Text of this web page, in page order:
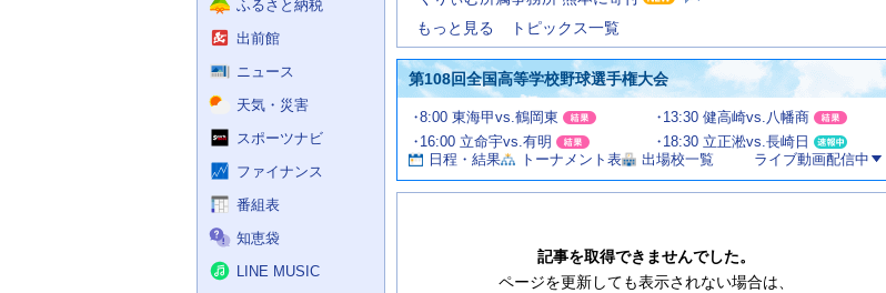
ふるさと納税
出前館
ニュース
天気・災害
スポーツナビ
ファイナンス
番組表
知恵袋
LINE MUSIC
もっと見る トピックス一覧
第108回全国高等学校野球選手権大会
試
合
情
報
8:00 東海甲vs.鶴岡東
13:30 健高崎vs.八幡商
16:00 立命宇vs.有明
18:30 立正淞vs.長崎日
日程・結果
トーナメント表 出場校一覧 ライブ動画配信中
お
す
記事を取得できませんでした。
ページを更新しても表示されない場合は、